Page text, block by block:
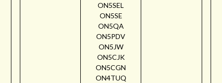
ON5SEL
ON5SE
ON5QA
ON5PDV
ON5JW
ON5CJK
ON5CGN
ON4TUQ